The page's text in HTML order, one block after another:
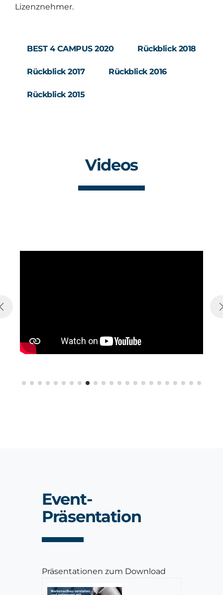
Lizenznehmer.
BEST 4 CAMPUS 2020 Rückblick 2018
Rückblick 2017 Rückblick 2016
Rückblick 2015
Videos
Event-
Präsentation
Präsentationen zum Download